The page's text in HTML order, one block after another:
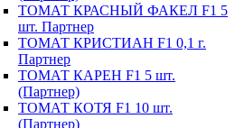
ТОМАТ КРАСНЫЙ ФАКЕЛ F1 5
шт. Партнер
ТОМАТ КРИСТИАН F1 0,1 г.
Партнер
ТОМАТ КАРЕН F1 5 шт.
(Партнер)
ТОМАТ КОТЯ F1 10 шт.
(Партнер)